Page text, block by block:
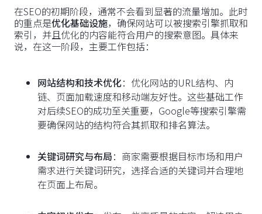
在SEO的初期阶段，通常不会看到显著的流量增加。此时
的重点是优化基础设施，确保网站可以被搜索引擎抓取和
索引，并且优化的内容能符合用户的搜索意图。具体来
说，在这一阶段，主要工作包括：
网站结构和技术优化：优化网站的URL结构、内
链、页面加载速度和移动端友好性。这些基础工作
对后续SEO的成功至关重要，Google等搜索引擎需
要确保网站的结构符合其抓取和排名算法。
关键词研究与布局：商家需要根据目标市场和用户
需求进行关键词研究，选择合适的关键词并合理地
在页面上布局。